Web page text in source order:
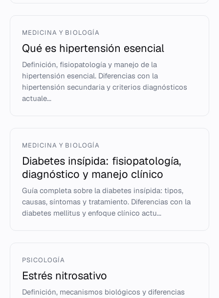
MEDICINA Y BIOLOGÍA
Qué es hipertensión esencial
Definición, fisiopatología y manejo de la
hipertensión esencial. Diferencias con la
hipertensión secundaria y criterios diagnósticos
actuale...
MEDICINA Y BIOLOGÍA
Diabetes insípida: fisiopatología,
diagnóstico y manejo clínico
Guía completa sobre la diabetes insípida: tipos,
causas, síntomas y tratamiento. Diferencias con la
diabetes mellitus y enfoque clínico actu...
PSICOLOGÍA
Estrés nitrosativo
Definición, mecanismos biológicos y diferencias